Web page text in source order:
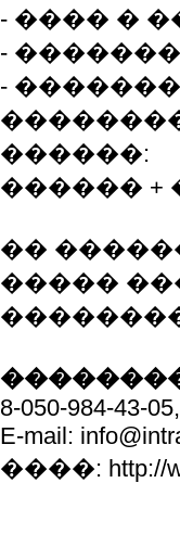
- ���� �
-
-
������:
������
��
�����
8-050-984-43-
E-mail:
����: http://